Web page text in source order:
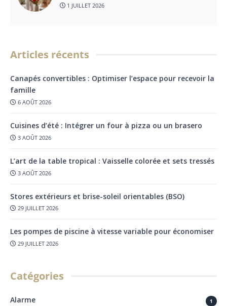
1 JUILLET 2026
Articles récents
Canapés convertibles : Optimiser l’espace pour recevoir la
famille
6 AOÛT 2026
Cuisines d’été : Intégrer un four à pizza ou un brasero
3 AOÛT 2026
L’art de la table tropical : Vaisselle colorée et sets tressés
3 AOÛT 2026
Stores extérieurs et brise-soleil orientables (BSO)
29 JUILLET 2026
Les pompes de piscine à vitesse variable pour économiser
29 JUILLET 2026
Catégories
Alarme 1